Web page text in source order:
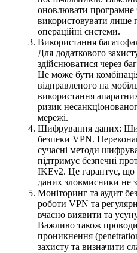
оновлювати програмне
використовувати лише
операційні системи.
Використання
Для додаткового
здійснюватися через
Це може бути
відправленого на
використання
ризик
мережі.
Шифрування даних:
безпеки VPN.
сучасні методи
підтримує безпечні
IKEv2. Це гарантує, що
даних зловмисники не
Моніторинг та аудит
роботи VPN та
вчасно виявити та
Важливо також
проникнення
захисту та визначити